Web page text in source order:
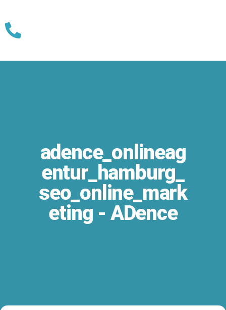
Skip
adence_onlineag
entur_hamburg_
seo_online_mark
eting - ADence